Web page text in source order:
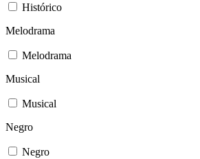
Histórico
Melodrama
Melodrama
Musical
Musical
Negro
Negro